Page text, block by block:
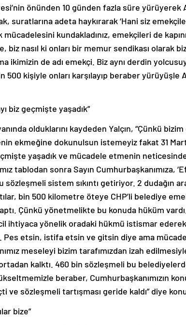
önünden 10 günden fazla süre yürüyerek
suratlarına adeta haykırarak ‘Hani siz
kundakladınız, emekçileri de
biz nasıl ki onları bir memur sendikası olarak
ikimizin de adı emekçi. Biz aynı derdin
500 kişiyle onları karşılayıp beraber yürüyüşle
biz geçmişte yaşadık”
olduklarını kaydeden Yalçın, “Çünkü
ekmeğine dokunulsun istemeyiz fakat 31
yaşadık ve mücadele etmenin
tablodan sonra Sayın Cumhurbaşkanımıza,
sistem sıkıntı getiriyor. 2 dudağın
bin 500 kilometre öteye CHP’li belediye
Çünkü yönetmelikte bu konuda hüküm vardı.
ihtiyaca yönelik oradaki hükmü istismar
etsin, istifa etsin ve gitsin diye ama
meseleyi bizim tarafımızdan izah
kalktı. 460 bin sözleşmeli bu
beraber, Cumhurbaşkanımızın
ve sözleşmeli tartışması geride kaldı” diye
bize”